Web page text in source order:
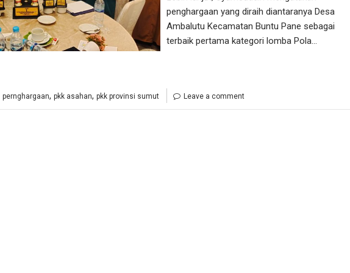
penghargaan yang diraih diantaranya Desa
Ambalutu Kecamatan Buntu Pane sebagai
terbaik pertama kategori lomba Pola…
pernghargaan, pkk asahan, pkk provinsi sumut Leave a comment